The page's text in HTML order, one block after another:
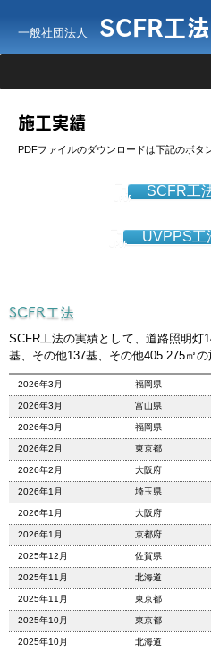
一般社団法人 SCFR工
施工実績
PDFファイルのダウンロードは下記のボタ
SCFR工
UVPPS工
SCFR工法
SCFR工法の実績として、道路照明灯
基、その他137基、その他405.275㎡の
2026年3月 福岡県
2026年3月 富山県
2026年3月 福岡県
2026年2月 東京都
2026年2月 大阪府
2026年1月 埼玉県
2026年1月 大阪府
2026年1月 京都府
2025年12月 佐賀県
2025年11月 北海道
2025年11月 東京都
2025年10月 東京都
2025年10月 北海道